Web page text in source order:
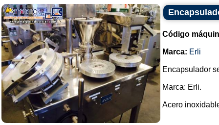
Código
Marca: Erli
Encapsulador
Marca: Erli.
Acero